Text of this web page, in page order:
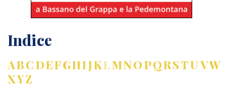
Indice
ABCDEFGHIJKLMNOPQRSTUVW
XYZ